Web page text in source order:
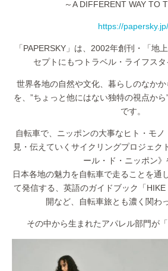
～A DIFFERENT WAY TO
https://papersky.jp/
「PAPERSKY」は、2002年創刊・「地
セプトにもつトラベル・ライフス
世界各地の自然や文化、暮らしのなか
を、”ちょっと他にはない独特の視点か
です。
自転車で、ニッポンの大事なヒト・モ
見・伝えていくサイクリングプロジェク
ール・ド・ニッポン》
日本各地の魅力を自転車で走ることを通
て発信する、英語のガイドブック「
開など、自転車旅とも濃く関わ
その中から生まれたアパレル部門が「